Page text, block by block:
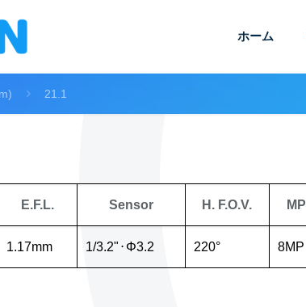
ホーム
21.1
E.F.L. Sensor H. F.O.V. MP
1.17mm 1/3.2" ⋅ Φ3.2 220° 8MP